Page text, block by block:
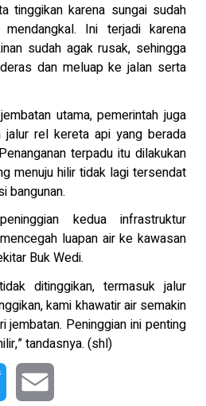
tinggikan karena sungai sudah
Ini terjadi karena
sudah agak rusak, sehingga
dan meluap ke jalan serta
utama, pemerintah juga
jalur rel kereta api yang berada
terpadu itu dilakukan
menuju hilir tidak lagi tersendat
bangunan.
kedua infrastruktur
luapan air ke kawasan
Buk Wedi.
ditinggikan, termasuk jalur
kami khawatir air semakin
jembatan. Peninggian ini penting
tandasnya. (shl)